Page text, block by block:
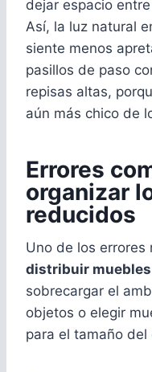
dejar espacio
Así, la luz natural
siente menos
pasillos de paso
repisas altas,
aún más chico de
Errores
organizar
reducidos
Uno de los
distribuir
sobrecargar el
objetos o elegir
para el tamaño del